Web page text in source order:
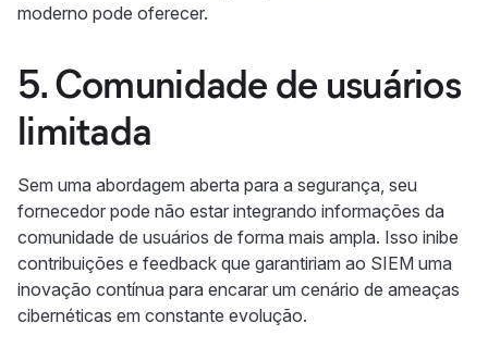
moderno pode oferecer.
5. Comunidade de usuários
limitada
Sem uma abordagem aberta para a segurança, seu
fornecedor pode não estar integrando informações da
comunidade de usuários de forma mais ampla. Isso inibe
contribuições e feedback que garantiriam ao SIEM uma
inovação contínua para encarar um cenário de ameaças
cibernéticas em constante evolução.